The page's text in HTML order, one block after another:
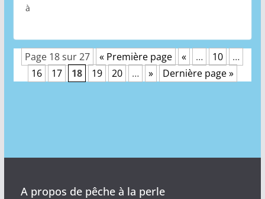
à
Page 18 sur 27 « Première page « … 10
…
16
17 18 19 20 … » Dernière page »
A propos de pêche à la perle